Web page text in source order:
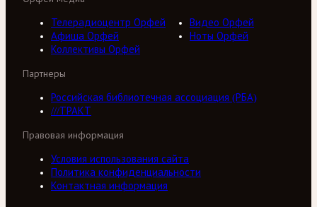
Телерадиоцентр Орфей
Видео Орфей
Афиша Орфей
Ноты Орфей
Коллективы Орфей
Партнеры
Российская библиотечная ассоциация (РБА)
///ТРАКТ
Правовая информация
Условия использования сайта
Политика конфиденциальности
Контактная информация